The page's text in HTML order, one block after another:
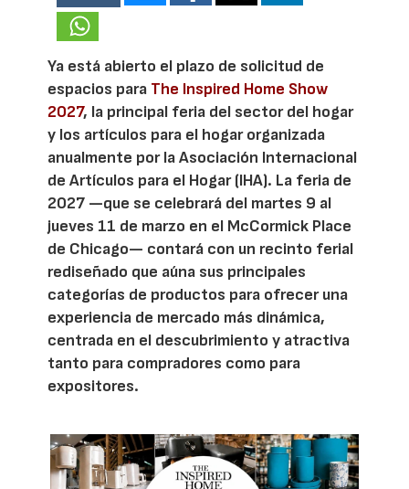
Ya está abierto el plazo de solicitud de
espacios para The Inspired Home Show
2027, la principal feria del sector del hogar
y los artículos para el hogar organizada
anualmente por la Asociación Internacional
de Artículos para el Hogar (IHA). La feria de
2027 —que se celebrará del martes 9 al
jueves 11 de marzo en el McCormick Place
de Chicago— contará con un recinto ferial
rediseñado que aúna sus principales
categorías de productos para ofrecer una
experiencia de mercado más dinámica,
centrada en el descubrimiento y atractiva
tanto para compradores como para
expositores.